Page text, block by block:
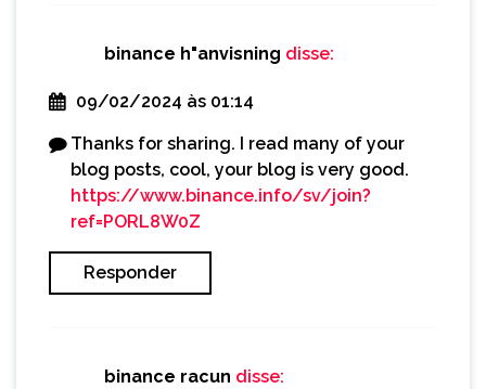
binance h"anvisning disse:
09/02/2024 às 01:14
Thanks for sharing. I read many of your
blog posts, cool, your blog is very good.
https://www.binance.info/sv/join?
ref=PORL8W0Z
Responder
binance racun disse: